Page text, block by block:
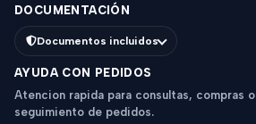
DOCUMENTACIÓN
Documentos incluidos
AYUDA CON PEDIDOS
Atencion rapida para consultas, compras o
seguimiento de pedidos.